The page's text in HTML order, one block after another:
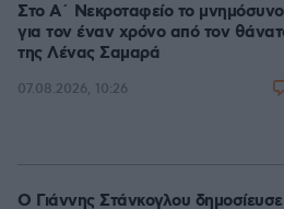
Στο Α΄ Νεκροταφείο το μνημόσυνο
για τον έναν χρόνο από τον
της Λένας Σαμαρά
07.08.2026, 10:26
Ο Γιάννης Στάνκογλου δημοσίευσε